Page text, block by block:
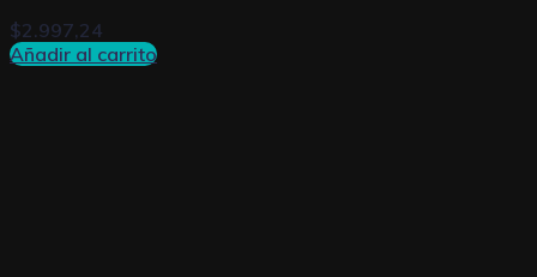
$2.997,24
Añadir al carrito